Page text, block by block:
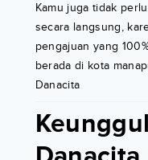
Kamu juga tidak
secara langsung,
pengajuan yang
berada di kota
Danacita